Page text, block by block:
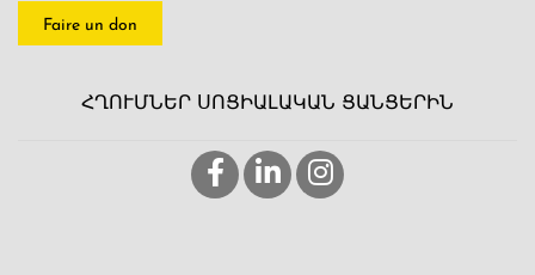
Faire un don
ՀՂՈՒՄՆԵՐ ՍՈՑԻԱԼԱԿԱՆ ՑԱՆՑԵՐԻՆ